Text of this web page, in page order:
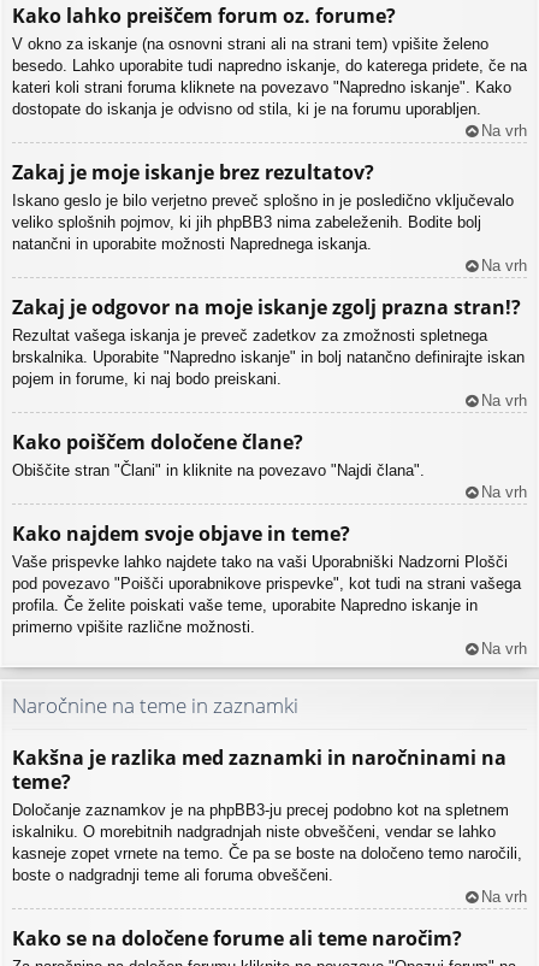
Kako lahko preiščem forum oz. forume?
V okno za iskanje (na osnovni strani ali na strani tem) vpišite želeno
besedo. Lahko uporabite tudi napredno iskanje, do katerega pridete, če na
kateri koli strani foruma kliknete na povezavo "Napredno iskanje". Kako
dostopate do iskanja je odvisno od stila, ki je na forumu uporabljen.
Na vrh
Zakaj je moje iskanje brez rezultatov?
Iskano geslo je bilo verjetno preveč splošno in je posledično vključevalo
veliko splošnih pojmov, ki jih phpBB3 nima zabeleženih. Bodite bolj
natančni in uporabite možnosti Naprednega iskanja.
Na vrh
Zakaj je odgovor na moje iskanje zgolj prazna stran!?
Rezultat vašega iskanja je preveč zadetkov za zmožnosti spletnega
brskalnika. Uporabite "Napredno iskanje" in bolj natančno definirajte iskan
pojem in forume, ki naj bodo preiskani.
Na vrh
Kako poiščem določene člane?
Obiščite stran "Člani" in kliknite na povezavo "Najdi člana".
Na vrh
Kako najdem svoje objave in teme?
Vaše prispevke lahko najdete tako na vaši Uporabniški Nadzorni Plošči
pod povezavo "Poišči uporabnikove prispevke", kot tudi na strani vašega
profila. Če želite poiskati vaše teme, uporabite Napredno iskanje in
primerno vpišite različne možnosti.
Na vrh
Naročnine na teme in zaznamki
Kakšna je razlika med zaznamki in naročninami na
teme?
Določanje zaznamkov je na phpBB3-ju precej podobno kot na spletnem
iskalniku. O morebitnih nadgradnjah niste obveščeni, vendar se lahko
kasneje zopet vrnete na temo. Če pa se boste na določeno temo naročili,
boste o nadgradnji teme ali foruma obveščeni.
Na vrh
Kako se na določene forume ali teme naročim?